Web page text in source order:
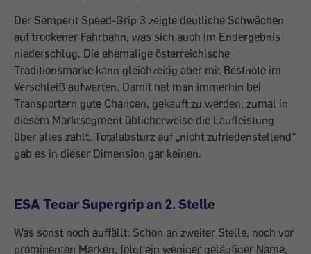
Der Semperit Speed-Grip 3 zeigte deutliche Schwächen
auf trockener Fahrbahn, was sich auch im Endergebnis
niederschlug. Die ehemalige österreichische
Traditionsmarke kann gleichzeitig aber mit Bestnote im
Verschleiß aufwarten. Damit hat man immerhin bei
Transportern gute Chancen, gekauft zu werden, zumal in
diesem Marktsegment üblicherweise die Laufleistung
über alles zählt. Totalabsturz auf „nicht zufriedenstellend“
gab es in dieser Dimension gar keinen.
ESA Tecar Supergrip an 2. Stelle
Was sonst noch auffällt: Schon an zweiter Stelle, noch vor
prominenten Marken, folgt ein weniger geläufiger Name,